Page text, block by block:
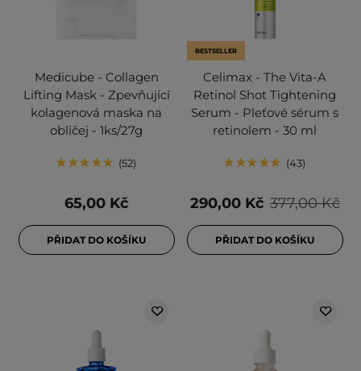
Medicube - Collagen
Lifting Mask - Zpevňující
kolagenová maska na
obličej - 1ks/27g
52
65,00 Kč
PŘIDAT DO KOŠÍKU
BESTSELLER
Celimax - The Vita-A
Retinol Shot Tightening
Serum - Pleťové sérum s
retinolem - 30 ml
43
377,00 Kč
290,00 Kč
PŘIDAT DO KOŠÍKU